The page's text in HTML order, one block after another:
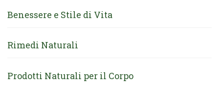
Benessere e Stile di Vita
Rimedi Naturali
Prodotti Naturali per il Corpo